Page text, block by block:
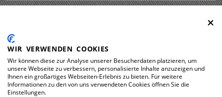
LEGAL
DOWNLOADS
WIR VERWENDEN COOKIES
Wir können diese zur Analyse unserer Besucherdaten platzieren, um
unsere Webseite zu verbessern, personalisierte Inhalte anzuzeigen und
Ihnen ein großartiges Webseiten-Erlebnis zu bieten. Für weitere
Informationen zu den von uns verwendeten Cookies öffnen Sie die
Einstellungen.